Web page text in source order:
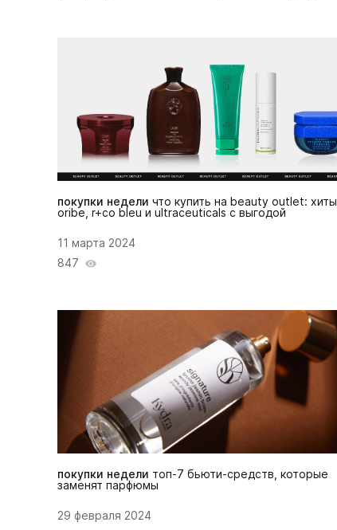
покупки недели что купить на beauty outlet: хиты
oribe, r+co bleu и ultraceuticals с выгодой
11 марта 2024
847
покупки недели топ-7 бьюти-средств, которые
заменят парфюмы
29 февраля 2024